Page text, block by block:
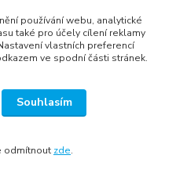
používání webu, analytické
také pro účely cílení reklamy
vlastních preferencí
ve spodní části stránek.
Souhlasím
odmítnout zde.